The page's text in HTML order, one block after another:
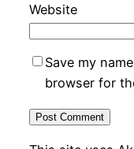
Website
Save my
browser for